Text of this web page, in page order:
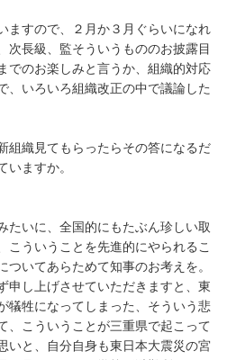
ますので、２月か３月ぐらいになれ
次長級、監そういうもののお披露目
でのお楽しみと言うか、組織的対応
、いろいろ組織改正の中で議論した
組織見てもらったらその答になるだ
いますか。
たいに、全国的にもたぶん珍しい取
こういうことを先進的にやられるこ
ついてあらためて知事のお考えを。
申し上げさせていただきますと、東
犠牲になってしまった、そういう悲
、こういうことが三重県で起こって
いと、自分自身も東日本大震災の宮